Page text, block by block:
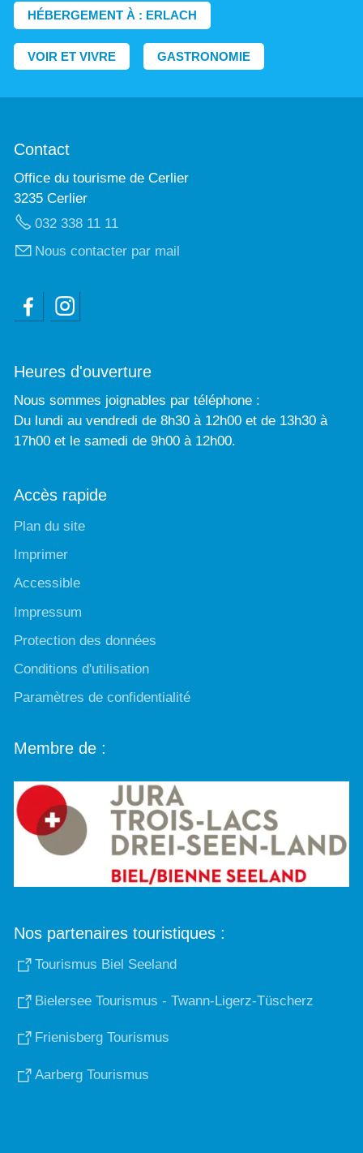
HÉBERGEMENT À : ERLACH
VOIR ET VIVRE GASTRONOMIE
Contact
Office du tourisme de Cerlier
3235 Cerlier
032 338 11 11
Nous contacter par mail
Heures d'ouverture
Nous sommes joignables par téléphone :
Du lundi au vendredi de 8h30 à 12h00 et de 13h30 à
17h00 et le samedi de 9h00 à 12h00.
Accès rapide
Plan du site
Imprimer
Accessible
Impressum
Protection des données
Conditions d'utilisation
Paramètres de confidentialité
Membre de :
Nos partenaires touristiques :
Tourismus Biel Seeland
Bielersee Tourismus - Twann-Ligerz-Tüscherz
Frienisberg Tourismus
Aarberg Tourismus